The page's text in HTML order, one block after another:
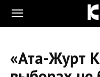
KLOOP.KG
«Ата-Журт